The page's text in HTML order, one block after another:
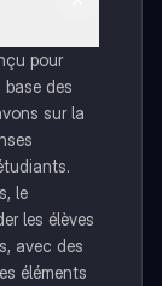
pour
des
sur la
le
les élèves
avec des
éléments